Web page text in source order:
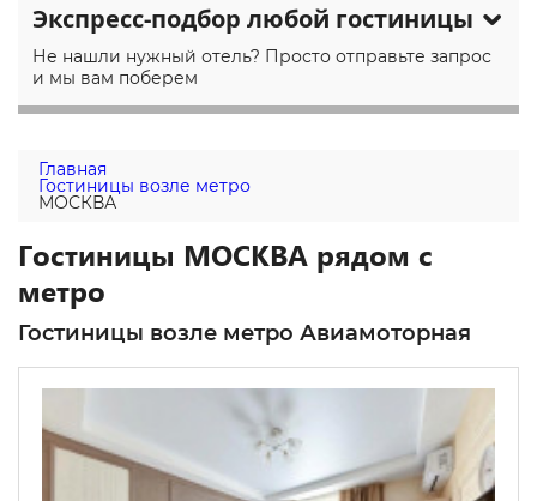
Экспресс-подбор любой гостиницы
Не нашли нужный отель? Просто отправьте запрос
и мы вам поберем
Главная
Гостиницы возле метро
МОСКВА
Гостиницы МОСКВА рядом с
метро
Гостиницы возле метро Авиамоторная